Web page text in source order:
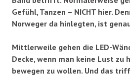
Gefühl, Tanzen – NICHT hier.
Norweger da hinlegten, ist
Mittlerweile gehen die LED-
Decke, wenn man keine Lust zu
bewegen zu wollen. Und das